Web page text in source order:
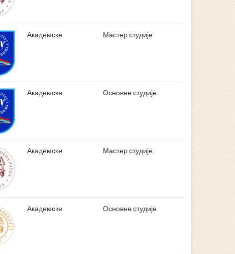
Академске Мастер студије
Академске Основне студије
Академске Мастер студије
Академске Основне студије